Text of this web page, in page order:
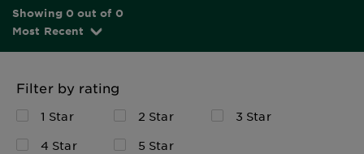
Showing 0 out of 0
Most Recent
Filter by rating
1 Star 2 Star
3 Star
4 Star
5 Star